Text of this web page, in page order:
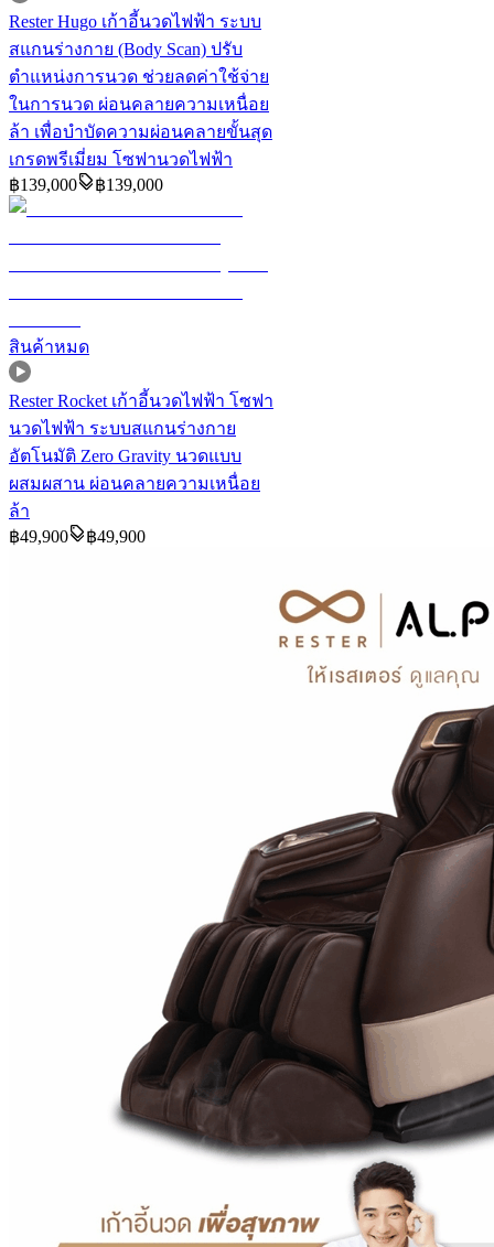
Rester Hugo เก้าอี้นวดไฟฟ้า ระบบ
สแกนร่างกาย (Body Scan) ปรับ
ตำแหน่งการนวด ช่วยลดค่าใช้จ่าย
ในการนวด ผ่อนคลายความเหนื่อย
ล้า เพื่อบำบัดความผ่อนคลายขั้นสุด
เกรดพรีเมี่ยม โซฟานวดไฟฟ้า
฿139,000 ฿139,000
สินค้าหมด
Rester Rocket เก้าอี้นวดไฟฟ้า โซฟา
นวดไฟฟ้า ระบบสแกนร่างกาย
อัตโนมัติ Zero Gravity นวดแบบ
ผสมผสาน ผ่อนคลายความเหนื่อย
ล้า
฿49,900 ฿49,900